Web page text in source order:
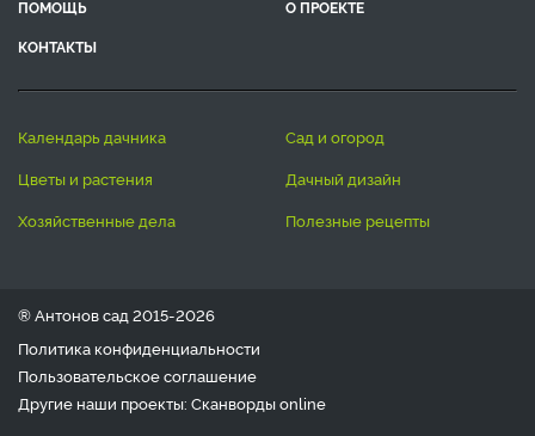
ПОМОЩЬ
О ПРОЕКТЕ
КОНТАКТЫ
календарь дачника
сад и огород
цветы и растения
дачный дизайн
хозяйственные дела
полезные рецепты
® Антонов сад 2015-2026
Политика конфиденциальности
Пользовательское соглашение
Другие наши проекты: Сканвордыonline